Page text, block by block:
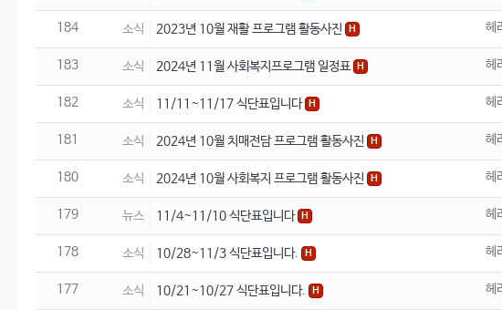
184 소식 2023년 10월 재활 프로그램 활동사진 H 헤
183 소식 2024년 11월 사회복지프로그램 일정표 H 헤
182 소식 11/11~11/17 식단표입니다 H 헤
181 소식 2024년 10월 치매전담 프로그램 활동사진 H 헤
180 소식 2024년 10월 사회복지 프로그램 활동사진 H 헤
179 뉴스 11/4~11/10 식단표입니다 H 헤
178 소식 10/28~11/3 식단표입니다. H 헤
177 소식 10/21~10/27 식단표입니다. H 헤